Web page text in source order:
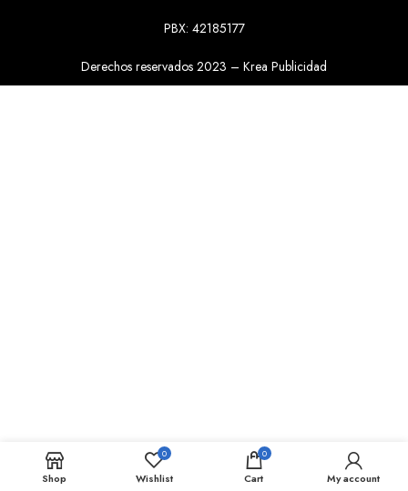
PBX: 42185177
Derechos reservados 2023 – Krea Publicidad
Shop
0
Wishlist
0
Cart My account